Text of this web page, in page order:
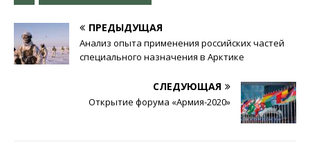
ПРЕДЫДУЩАЯ
Анализ опыта применения российских частей
специального назначения в Арктике
СЛЕДУЮЩАЯ
Открытие форума «Армия-2020»